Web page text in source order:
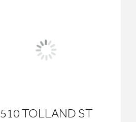
510 TOLLAND ST